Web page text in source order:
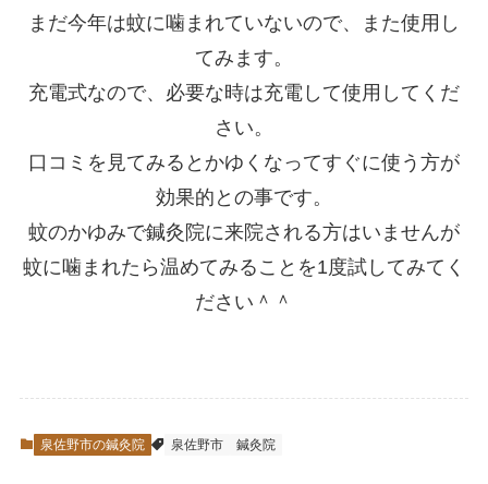
まだ今年は蚊に噛まれていないので、また使用し
てみます。
充電式なので、必要な時は充電して使用してくだ
さい。
口コミを見てみるとかゆくなってすぐに使う方が
効果的との事です。
蚊のかゆみで鍼灸院に来院される方はいませんが
蚊に噛まれたら温めてみることを1度試してみてく
ださい＾＾
泉佐野市の鍼灸院 泉佐野市 鍼灸院